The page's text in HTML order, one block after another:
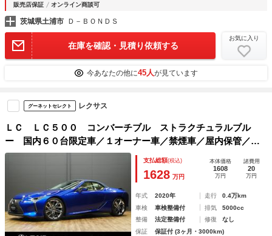
販売店保証 オンライン商談可
茨城県土浦市 Ｄ－ＢＯＮＤＳ
在庫を確認・見積り依頼する
お気に入り
今あなたの他に45人が見ています
グーネットセレクト レクサス
ＬＣ ＬＣ５００ コンバーチブル ストラクチュラルブル
ー 国内６０台限定車／１オーナー車／禁煙車／屋内保管／寒
冷地仕様車／ＴＲＤエアロ＆ウイング＆ミラー／モデリスタ２
１ＩＮ鍛造ホイール／マクレビ／本革（冷温機能）／ＨＵＤヘ
ッドアップディスプレイ／ＥＴＣ２．０
支払総額(税込)
1628 万円
本体価格
1608
万円
諸費用
20
万円
年式 2020年 走行
0.4万km
車検
車検整備付 排気
5000cc
整備
法定整備付 修復
なし
保証
保証付 (3ヶ月・3000km)